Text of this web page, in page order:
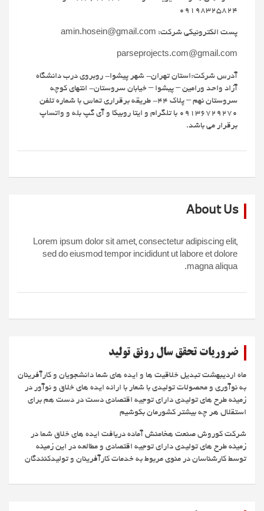
09198325824
پست الکترونیکی شرکت: amin.hosein@gmail.com
parseprojects.com@gmail.com
آدرس شرکت:استان تهران- شهر پیشوا- روبروی درب دانشگاه
آزاد واحد ورامین – پیشوا – خیابان سروستان- انتهای کوچه
سروستان نهم – پلاک 44- طریقه برقراری تماس با شماره تلفن
09136729270 با تلگرام و ایتا روبیکا و آی گپ بله و واتساپ
برقرار می باشد.
About Us
Lorem ipsum dolor sit amet, consectetur adipiscing elit,
sed do eiusmod tempor incididunt ut labore et dolore
magna aliqua.
ضروریات تحقق سال رونق تولید
ماه اردیبهشت تبدیل خلاقیت ها و ایده های شما دانشجویان و کارآفرینان
به نوآوری و محصولات تولیدی با شعار با ارائه ایده های خلاق و نوآور در
زمینه طرح های تولیدی دارای توجیه اقتصادی دست در دست هم برای
استقلال هر چه بیشتر کشورمان بکوشیم
شرکت کوروش صنعت هخامنش آماده دریافت ایده های خلاق شما در
زمینه طرح های تولیدی دارای توجیه اقتصادی و مطالعه در این زمینه
توسط کارشناسان در منوی مربوط به خدمات کارآفرینان و تولیدکنندگان